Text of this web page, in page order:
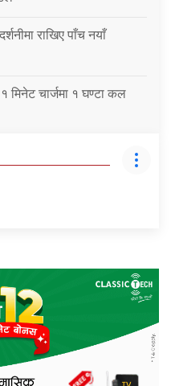
राखिए पाँच नयाँ
मिनेट चार्जमा १ घण्टा कल